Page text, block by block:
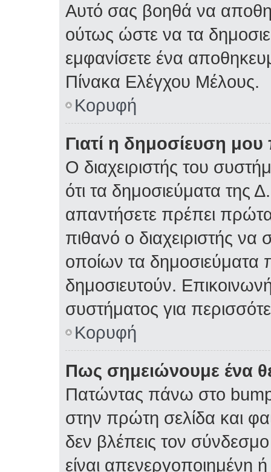
Αυτό σας βοηθά να
ούτως ώστε να τα
εμφανίσετε ένα
Πίνακα Ελέγχου Μέλους.
Κορυφή
Γιατί η δημοσίευση μου
Ο διαχειριστής του
ότι τα δημοσιεύματα της
απαντήσετε πρέπει πρώτα
πιθανό ο διαχειριστής
οποίων τα δημοσιεύματα
δημοσιευτούν.
συστήματος για
Κορυφή
Πως σημειώνουμε ένα
Πατώντας πάνω στο
στην πρώτη σελίδα και
δεν βλέπεις τον σύνδεσμο
είναι απενεργοποιημένη